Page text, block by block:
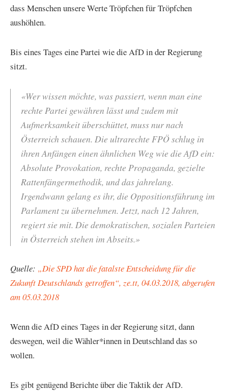
dass Menschen unsere Werte Tröpfchen für Tröpfchen
aushöhlen.
Bis eines Tages eine Partei wie die AfD in der Regierung
sitzt.
«Wer wissen möchte, was passiert, wenn man eine
rechte Partei gewähren lässt und zudem mit
Aufmerksamkeit überschüttet, muss nur nach
Österreich schauen. Die ultrarechte FPÖ schlug in
ihren Anfängen einen ähnlichen Weg wie die AfD ein:
Absolute Provokation, rechte Propaganda, gezielte
Rattenfängermethodik, und das jahrelang.
Irgendwann gelang es ihr, die Oppositionsführung im
Parlament zu übernehmen. Jetzt, nach 12 Jahren,
regiert sie mit. Die demokratischen, sozialen Parteien
in Österreich stehen im Abseits.»
Quelle: „Die SPD hat die fatalste Entscheidung für die
Zukunft Deutschlands getroffen“, ze.tt, 04.03.2018, abgerufen
am 05.03.2018
Wenn die AfD eines Tages in der Regierung sitzt, dann
deswegen, weil die Wähler*innen in Deutschland das so
wollen.
Es gibt genügend Berichte über die Taktik der AfD.